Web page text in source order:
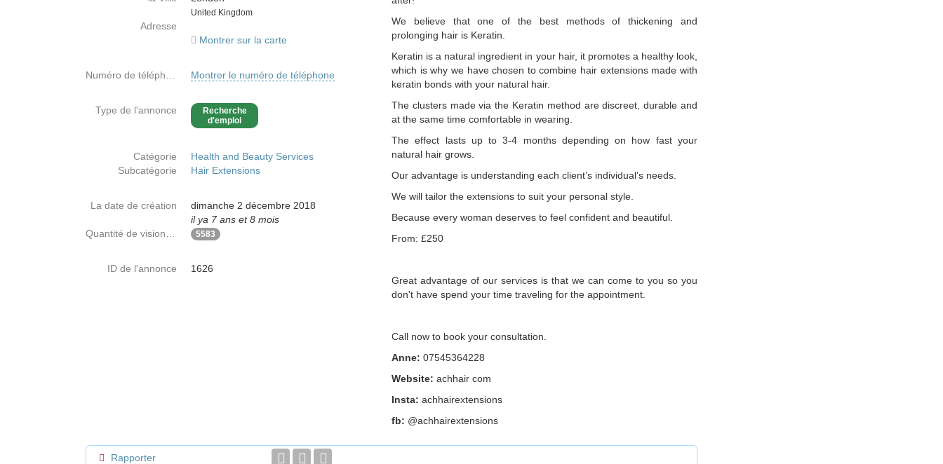
We believe that one of the best methods of thickening and
prolonging hair is Keratin.
Keratin is a natural ingredient in your hair, it promotes a healthy look,
which is why we have chosen to combine hair extensions made with
keratin bonds with your natural hair.
The clusters made via the Keratin method are discreet, durable and
at the same time comfortable in wearing.
The effect lasts up to 3-4 months depending on how fast your
natural hair grows.
Our advantage is understanding each client’s individual’s needs.
We will tailor the extensions to suit your personal style.
Because every woman deserves to feel confident and beautiful.
From: £250
Great advantage of our services is that we can come to you so you
don't have spend your time traveling for the appointment.
Call now to book your consultation.
Anne: 07545364228
Website: achhair com
Insta: achhairextensions
fb: @achhairextensions
Country
United Kingdom
Adresse
Montrer sur la carte
Montrer le numéro de téléphone
Type de l'annonce
Recherche
d'emploi
Catégorie
Health and Beauty Services
Subcatégorie
Hair Extensions
La date de création
dimanche 2 décembre 2018
il ya 7 ans et 8 mois
5583
ID de l'annonce 1626
Rapporter